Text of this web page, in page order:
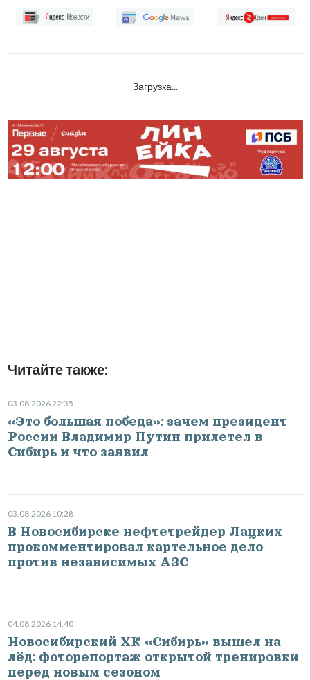
Загрузка...
Читайте также:
03.08.2026 22:35
«Это большая победа»: зачем президент
России Владимир Путин прилетел в
Сибирь и что заявил
03.08.2026 10:28
В Новосибирске нефтетрейдер Лацких
прокомментировал картельное дело
против независимых АЗС
04.08.2026 14:40
Новосибирский ХК «Сибирь» вышел на
лёд: фоторепортаж открытой тренировки
перед новым сезоном